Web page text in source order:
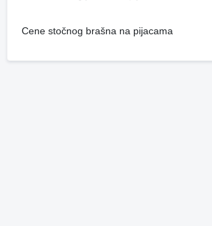
Cene stočnog brašna na pijacama